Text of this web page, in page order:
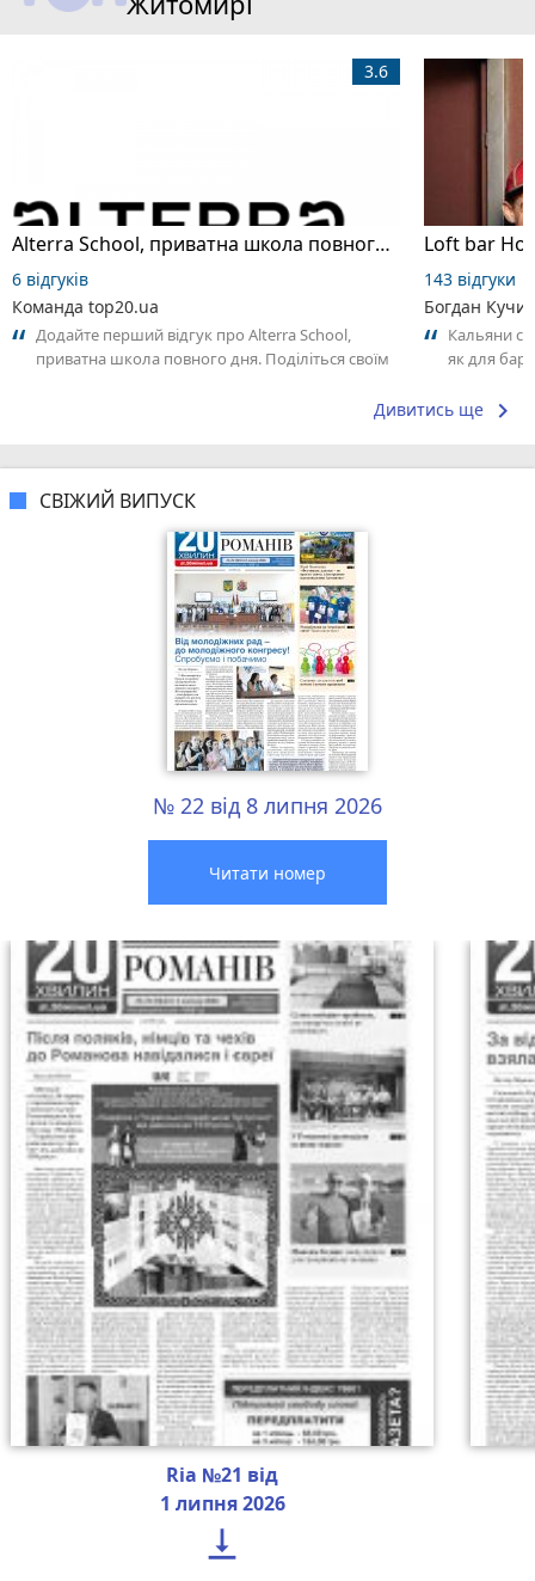
Alterra School, приватна школа повного дня
3.6
6 відгуків
Команда top20.ua
Додайте перший відгук про Alterra School,
приватна школа повного дня. Поділіться своїм
Loft bar
143 відгуки
Богдан
Кальяни
як для
Дивитись ще keyboard_arrow_right
СВІЖИЙ ВИПУСК
№ 22 від 8 липня 2026
Читати номер
Ria №21 від
1 липня 2026
